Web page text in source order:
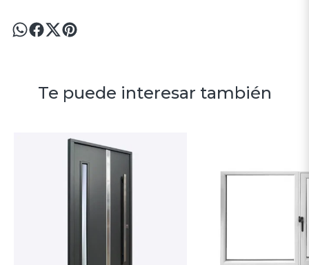
Te puede interesar también